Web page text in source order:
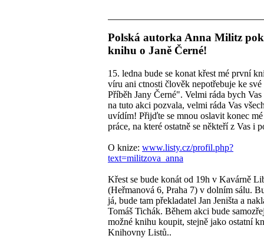
Polská autorka Anna Militz
knihu o Janě Černé!
15. ledna bude se konat křest mé první
víru ani ctnosti člověk nepotřebuje ke své
Příběh Jany Černé". Velmi ráda bych Vas
na tuto akci pozvala, velmi ráda Vas
uvídím! Přijďte se mnou oslavit konec
práce, na které ostatně se někteří z Vas i
O knize: www.listy.cz/profil.php?
text=militzova_anna
Křest se bude konát od 19h v Kavárně
(Heřmanová 6, Praha 7) v dolním sálu.
já, bude tam překladatel Jan Jeništa a
Tomáš Tichák. Během akci bude
možné knihu koupit, stejně jako ostatní
Knihovny Listů..